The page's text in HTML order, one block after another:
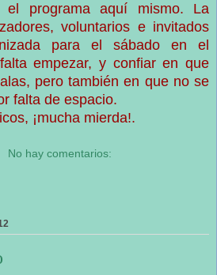
el programa aquí mismo. La
voluntarios e invitados
para el sábado en el
empezar, y confiar en que
pero también en que no se
falta de espacio.
¡mucha mierda!.
No hay comentarios: